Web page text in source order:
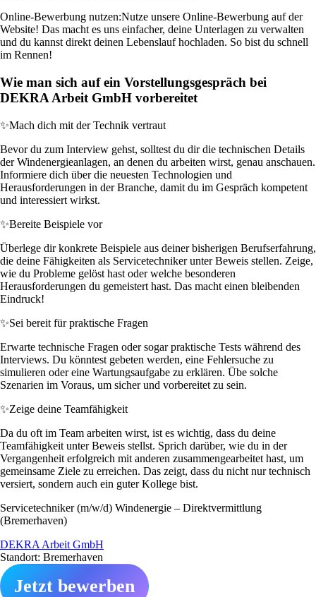
Online-Bewerbung nutzen:Nutze unsere Online-Bewerbung auf der
Website! Das macht es uns einfacher, deine Unterlagen zu verwalten
und du kannst direkt deinen Lebenslauf hochladen. So bist du schnell
im Rennen!
Wie man sich auf ein Vorstellungsgespräch bei
DEKRA Arbeit GmbH vorbereitet
✨Mach dich mit der Technik vertraut
Bevor du zum Interview gehst, solltest du dir die technischen Details
der Windenergieanlagen, an denen du arbeiten wirst, genau anschauen.
Informiere dich über die neuesten Technologien und
Herausforderungen in der Branche, damit du im Gespräch kompetent
und interessiert wirkst.
✨Bereite Beispiele vor
Überlege dir konkrete Beispiele aus deiner bisherigen Berufserfahrung,
die deine Fähigkeiten als Servicetechniker unter Beweis stellen. Zeige,
wie du Probleme gelöst hast oder welche besonderen
Herausforderungen du gemeistert hast. Das macht einen bleibenden
Eindruck!
✨Sei bereit für praktische Fragen
Erwarte technische Fragen oder sogar praktische Tests während des
Interviews. Du könntest gebeten werden, eine Fehlersuche zu
simulieren oder eine Wartungsaufgabe zu erklären. Übe solche
Szenarien im Voraus, um sicher und vorbereitet zu sein.
✨Zeige deine Teamfähigkeit
Da du oft im Team arbeiten wirst, ist es wichtig, dass du deine
Teamfähigkeit unter Beweis stellst. Sprich darüber, wie du in der
Vergangenheit erfolgreich mit anderen zusammengearbeitet hast, um
gemeinsame Ziele zu erreichen. Das zeigt, dass du nicht nur technisch
versiert, sondern auch ein guter Kollege bist.
Servicetechniker (m/w/d) Windenergie – Direktvermittlung
(Bremerhaven)
DEKRA Arbeit GmbH
Standort: Bremerhaven
Jetzt bewerben